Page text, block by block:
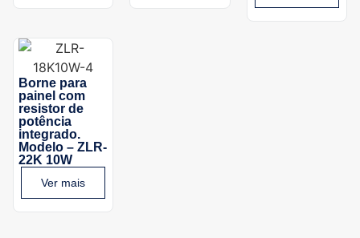
Borne para
painel com
resistor de
potência
integrado.
Modelo – ZLR-
22K 10W
Ver mais